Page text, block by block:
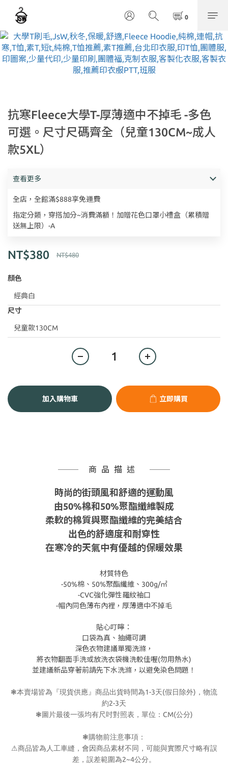
抗寒Fleece大學T-厚薄適中不掉毛 -多色
可選。尺寸尺碼齊全（兒童130CM~成人
款5XL）
全店，全館滿$888享免運費
指定分類，穿搭加分~消費滿額！加贈花色口罩小禮盒（累積贈
送無上限）-A
查看更多
NT$480
NT$380
顏色
尺寸
加入購物車 立即購買
商品描述
時尚的街頭風和舒適的運動風
由50%棉和50%聚酯纖維製成
柔軟的棉質與聚酯纖維的完美結合
出色的舒適度和耐穿性
在寒冷的天氣中有優越的保暖效果
材質特色
-50%棉、50%聚酯纖維、300g/㎡
-CVC強化彈性羅紋袖口
-帽內同色薄布內裡，厚薄適中不掉毛
貼心叮嚀：
口袋為真、抽繩可調
深色衣物建議單獨洗滌，
將衣物翻面手洗或放洗衣袋機洗較佳喔(勿用熱水)
並建議新品穿著前請先下水洗滌，以避免染色問題！
❃本賣場皆為『現貨供應』商品出貨時間為1-3天(假日除外) ，物流
約2-3天
❃ 圖片最後一張均有尺吋對照表，單位： CM(公分)
❃購物前注意事項：
⚠商品皆為人工車縫，會因商品素材不同，可能與實際尺寸略有誤
差，誤差範圍為2~4公分。